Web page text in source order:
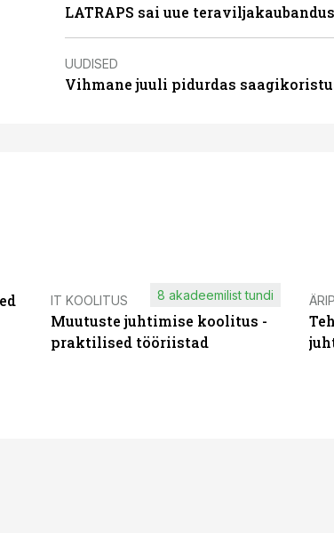
LATRAPS sai uue
UUDISED
Vihmane juuli pidurdas
IT KOOLITUS
Muutuste juhtimise koolitus -
praktilised tööriistad
8 akadeemilist tundi